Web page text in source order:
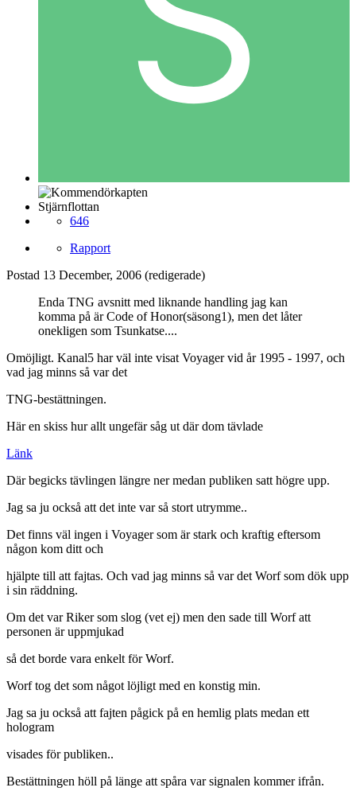
Stjärnflottan
646
Rapport
Postad 13 December, 2006 (redigerade)
Enda TNG avsnitt med liknande handling jag kan
komma på är Code of Honor(säsong1), men det låter
onekligen som Tsunkatse....
Omöjligt. Kanal5 har väl inte visat Voyager vid år 1995 - 1997, och
vad jag minns så var det
TNG-bestättningen.
Här en skiss hur allt ungefär såg ut där dom tävlade
Länk
Där begicks tävlingen längre ner medan publiken satt högre upp.
Jag sa ju också att det inte var så stort utrymme..
Det finns väl ingen i Voyager som är stark och kraftig eftersom
någon kom ditt och
hjälpte till att fajtas. Och vad jag minns så var det Worf som dök upp
i sin räddning.
Om det var Riker som slog (vet ej) men den sade till Worf att
personen är uppmjukad
så det borde vara enkelt för Worf.
Worf tog det som något löjligt med en konstig min.
Jag sa ju också att fajten pågick på en hemlig plats medan ett
hologram
visades för publiken..
Bestättningen höll på länge att spåra var signalen kommer ifrån.